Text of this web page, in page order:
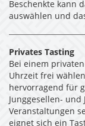
Beschenkte kann
auswählen und
Privates Tasting
Bei einem
Uhrzeit frei
hervorragend für
Junggesellen-
Veranstaltungen
eignet sich ein